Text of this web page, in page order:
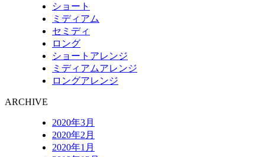
ショート
ミディアム
セミディ
ロング
ショートアレンジ
ミディアムアレンジ
ロングアレンジ
ARCHIVE
2020年3月
2020年2月
2020年1月